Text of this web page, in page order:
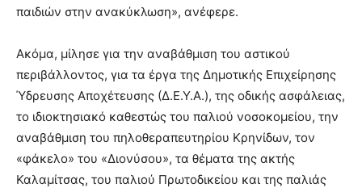
παιδιών στην ανακύκλωση», ανέφερε.
Ακόμα, μίλησε για την αναβάθμιση του αστικού
περιβάλλοντος, για τα έργα της Δημοτικής Επιχείρησης
Ύδρευσης Αποχέτευσης (Δ.Ε.Υ.Α.), της οδικής ασφάλειας,
το ιδιοκτησιακό καθεστώς του παλιού νοσοκομείου, την
αναβάθμιση του πηλοθεραπευτηρίου Κρηνίδων, τον
«φάκελο» του «Διονύσου», τα θέματα της ακτής
Καλαμίτσας, του παλιού Πρωτοδικείου και της παλιάς